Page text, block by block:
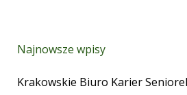
Najnowsze wpisy
Krakowskie Biuro Karier